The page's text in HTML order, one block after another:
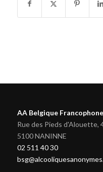
AA Belgique Francophone
Rue des Pieds d'Alouette,
5100 NANINNE
02 511 40 30